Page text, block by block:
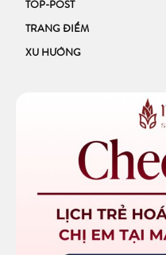
TOP-POST
TRANG ĐIỂM
XU HƯỚNG